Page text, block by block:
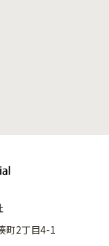
町2丁目4-1